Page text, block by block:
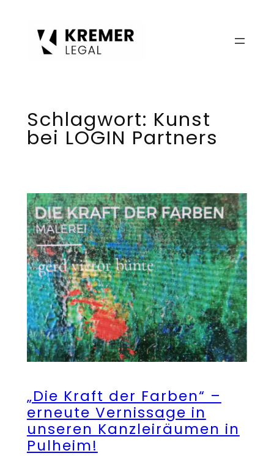
Schlagwort: Kunst
bei LOGIN Partners
„Die Kraft der Farben“ –
erneute Vernissage in
unseren Kanzleiräumen in
Pulheim!